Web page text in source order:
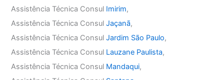
Assistência Técnica Consul Imirim,
Assistência Técnica ConsulJaçanã,
Assistência Técnica ConsulJardim São Paulo,
Assistência Técnica Consul Lauzane Paulista,
Assistência Técnica Consul Mandaqui,